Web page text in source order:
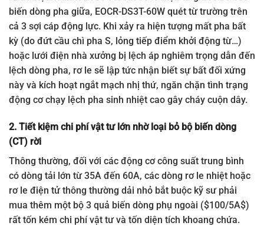
biến dòng pha giữa, EOCR-DS3T-60W quét từ trường trên
cả 3 sợi cáp động lực. Khi xảy ra hiện tượng mất pha bất
kỳ (do đứt cầu chì pha S, lỏng tiếp điểm khởi động từ…)
hoặc lưới điện nhà xưởng bị lệch áp nghiêm trọng dẫn đến
lệch dòng pha, rơ le sẽ lập tức nhận biết sự bất đối xứng
này và kích hoạt ngắt mạch nhị thứ, ngăn chặn tình trạng
động cơ chạy lệch pha sinh nhiệt cao gây cháy cuộn dây.
2. Tiết kiệm chi phí vật tư lớn nhờ loại bỏ bộ biến dòng
(CT) rời
Thông thường, đối với các động cơ công suất trung bình
có dòng tải lớn từ 35A đến 60A, các dòng rơ le nhiệt hoặc
rơ le điện tử thông thường dải nhỏ bắt buộc kỹ sư phải
mua thêm một bộ 3 quả biến dòng phụ ngoài ($100/5A$)
rất tốn kém chi phí vật tư và tốn diện tích khoang chứa.